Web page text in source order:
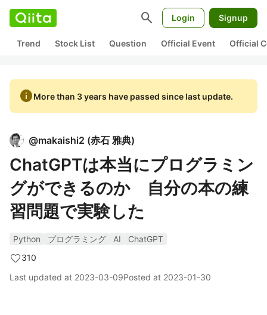
search Login Signup
Trend Stock List Question Official Event Official
infoMore than 3 years have passed since last update.
@makaishi2 (赤石 雅典)
ChatGPTは本当にプログラミン
グができるのか 自分の本の練
習問題で実験した
Python プログラミング AI
ChatGPT
310
Last updated at 2023-03-09Posted at 2023-01-30